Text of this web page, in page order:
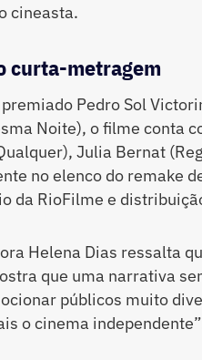
cineasta.
curta-metragem
Pedro Sol
Noite), o filme conta
Julia Bernat
no elenco do remake
da RioFilme e
Helena Dias ressalta
que uma narrativa
públicos muito
o cinema